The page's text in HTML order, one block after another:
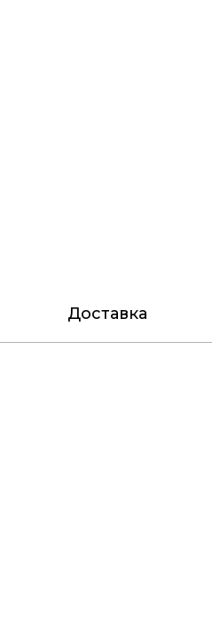
Доставка